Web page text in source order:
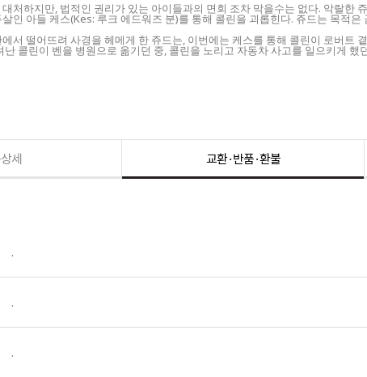
처하지만, 법적인 권리가 있는 아이들과의 면회 조차 막을수는 없다. 악랄
인 아들 케스(Kes: 루크 에드워즈 분)를 통해 콜린을 괴롭힌다. 쥬드는 목적
서 떨어뜨려 사경을 헤메게 한 쥬드는, 이번에는 케스를 통해 콜린이 로버
난 콜린이 벤을 병원으로 옮기던 중, 콜린을 노리고 자동차 사고를 일으키게
세 교환·반품·환불
.
.
.